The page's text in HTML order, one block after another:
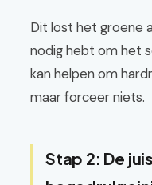
Dit lost het groene
nodig hebt om het
kan helpen om
maar forceer niets.
Stap 2: De